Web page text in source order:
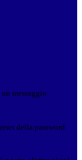
messaggio
della password